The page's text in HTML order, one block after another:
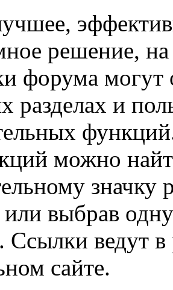
решение, на
форума могут
разделах и
можно
значку
или выбрав
Ссылки ведут
сайте.